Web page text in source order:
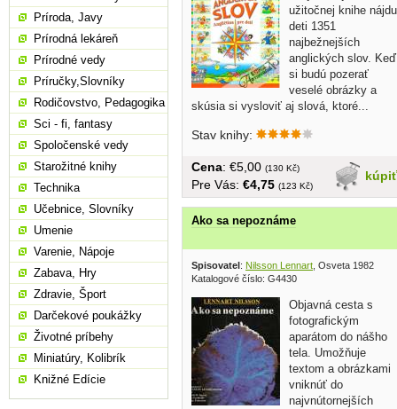
užitočnej knihe nájdu
deti 1351
najbežnejších
anglických slov. Keď
si budú pozerať
veselé obrázky a
skúsia si vysloviť aj slová, ktoré...
Stav knihy:
kúpiť
Cena: €5,00 (130 Kč)
Pre Vás: €4,75 (123 Kč)
Ako sa nepoznáme
Spisovatel : Nilsson Lennart, Osveta 1982
Katalogové číslo: G4430
Objavná cesta s
fotografickým
aparátom do nášho
tela. Umožňuje
textom a obrázkami
vniknúť do
najvnútornejších
Príroda, Javy
Prírodná lekáreň
Prírodné vedy
Príručky,Slovníky
Rodičovstvo, Pedagogika
Sci - fi, fantasy
Spoločenské vedy
Starožitné knihy
Technika
Učebnice, Slovníky
Umenie
Varenie, Nápoje
Zabava, Hry
Zdravie, Šport
Darčekové poukážky
Životné príbehy
Miniatúry, Kolibrík
Knižné Edície